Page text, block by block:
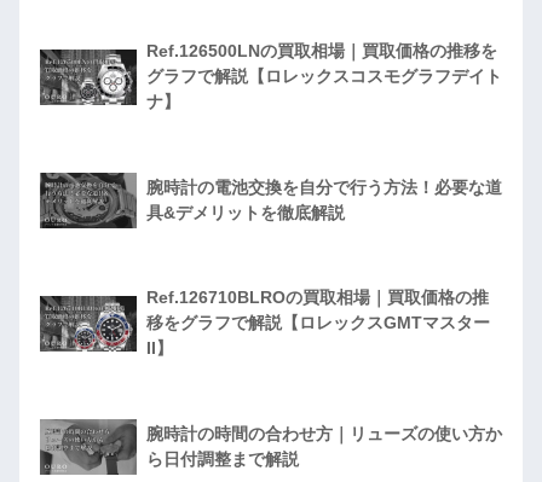
Ref.126500LNの買取相場｜買取価格の推移を
グラフで解説【ロレックスコスモグラフデイト
ナ】
腕時計の電池交換を自分で行う方法！必要な道
具&デメリットを徹底解説
Ref.126710BLROの買取相場｜買取価格の推
移をグラフで解説【ロレックスGMTマスター
II】
腕時計の時間の合わせ方｜リューズの使い方か
ら日付調整まで解説